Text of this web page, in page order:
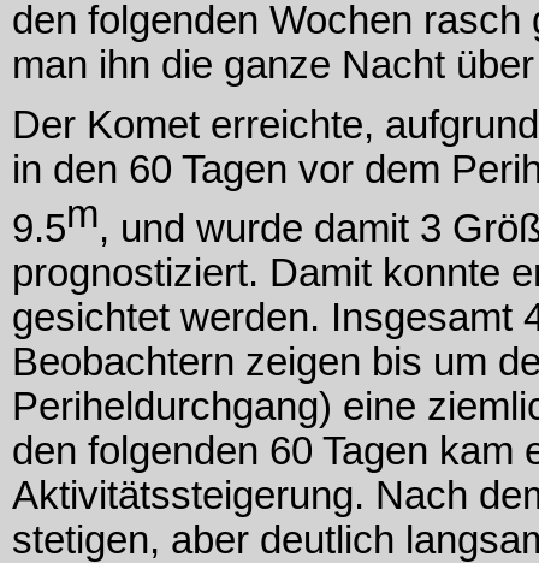
den folgenden Wochen
man ihn die ganze Nacht
Der Komet erreichte,
in den 60 Tagen vor dem
9.5m, und wurde damit 3
prognostiziert. Damit konnte
gesichtet werden. Insgesamt
Beobachtern zeigen bis um
Periheldurchgang) eine
den folgenden 60 Tagen kam
Aktivitätssteigerung. Nach
stetigen, aber deutlich